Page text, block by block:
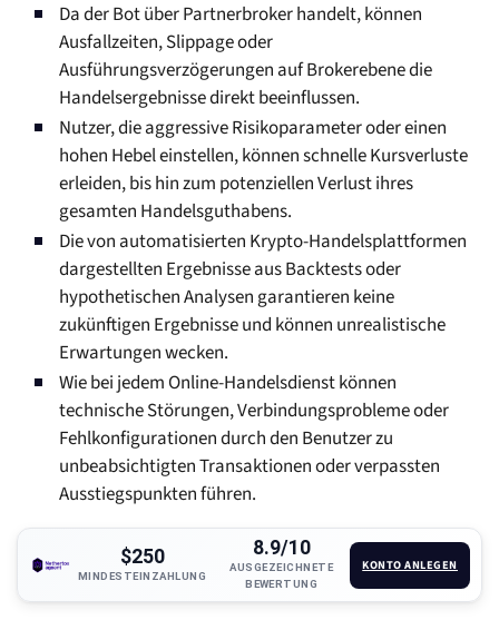
Da der Bot über Partnerbroker handelt, können
Ausfallzeiten, Slippage oder
Ausführungsverzögerungen auf Brokerebene die
Handelsergebnisse direkt beeinflussen.
Nutzer, die aggressive Risikoparameter oder einen
hohen Hebel einstellen, können schnelle Kursverluste
erleiden, bis hin zum potenziellen Verlust ihres
gesamten Handelsguthabens.
Die von automatisierten Krypto-Handelsplattformen
dargestellten Ergebnisse aus Backtests oder
hypothetischen Analysen garantieren keine
zukünftigen Ergebnisse und können unrealistische
Erwartungen wecken.
Wie bei jedem Online-Handelsdienst können
technische Störungen, Verbindungsprobleme oder
Fehlkonfigurationen durch den Benutzer zu
unbeabsichtigten Transaktionen oder verpassten
Ausstiegspunkten führen.
$250
MINDESTEINZAHLUNG
8.9/10
AUSGEZEICHNETE
BEWERTUNG
KONTO ANLEGEN